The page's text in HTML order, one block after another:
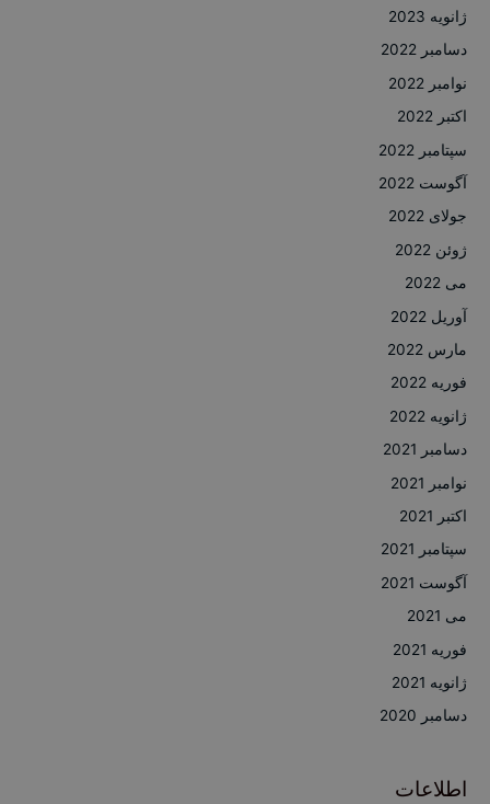
ژانویه 2023
دسامبر 2022
نوامبر 2022
اکتبر 2022
سپتامبر 2022
آگوست 2022
جولای 2022
ژوئن 2022
می 2022
آوریل 2022
مارس 2022
فوریه 2022
ژانویه 2022
دسامبر 2021
نوامبر 2021
اکتبر 2021
سپتامبر 2021
آگوست 2021
می 2021
فوریه 2021
ژانویه 2021
دسامبر 2020
اطلاعات